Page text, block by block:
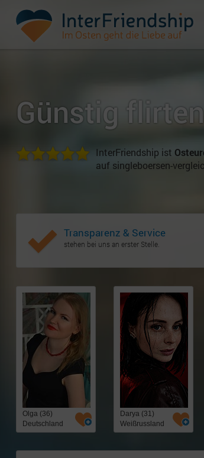
Günstig
InterFriendship ist
auf singleboersen-
Transparenz & Service
stehen bei uns an erster Stelle.
Olga (36)
Deutschland
Darya (31)
Weißrussland